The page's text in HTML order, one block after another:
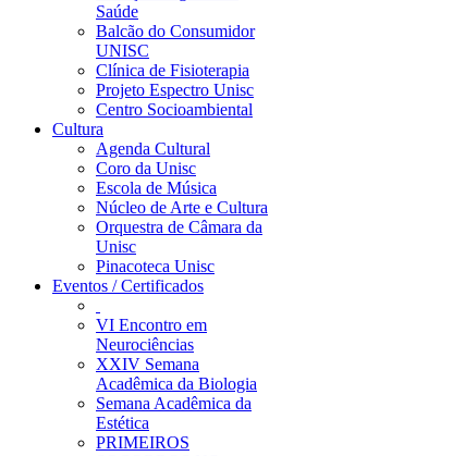
Saúde
Balcão do Consumidor
UNISC
Clínica de Fisioterapia
Projeto Espectro Unisc
Centro Socioambiental
Cultura
Agenda Cultural
Coro da Unisc
Escola de Música
Núcleo de Arte e Cultura
Orquestra de Câmara da
Unisc
Pinacoteca Unisc
Eventos / Certificados
VI Encontro em
Neurociências
XXIV Semana
Acadêmica da Biologia
Semana Acadêmica da
Estética
PRIMEIROS